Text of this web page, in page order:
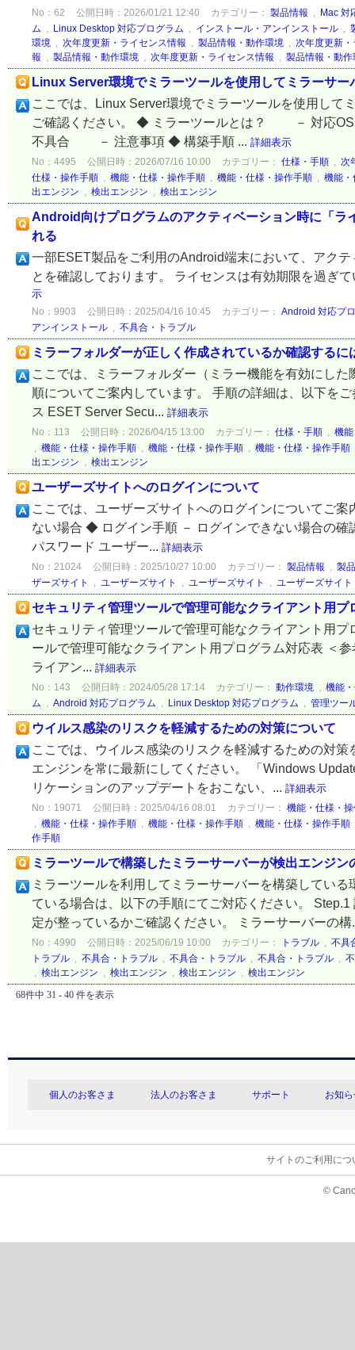
No：62 公開日時：2026/01/21 12:40 カテゴリー： 製品情報 , Mac 対
ム , Linux Desktop 対応プログラム , インストール・アンインストール ,
環境 , 次年度更新・ライセンス情報 , 製品情報・動作環境 , 次年度更新
報 , 製品情報・動作環境 , 次年度更新・ライセンス情報 , 製品情報・動作
Linux Server環境でミラーツールを使用してミラーサー
ここでは、Linux Server環境でミラーツールを使用して
ご確認ください。 ◆ ミラーツールとは？ － 対応
不具合 － 注意事項 ◆ 構築手順 ... 詳細表示
No：4495 公開日時：2026/07/16 10:00 カテゴリー： 仕様・手順 , 次
仕様・操作手順 , 機能・仕様・操作手順 , 機能・仕様・操作手順 , 機能・
出エンジン , 検出エンジン , 検出エンジン
Android向けプログラムのアクティベーション時に「ラ
れる
一部ESET製品をご利用のAndroid端末において、アク
とを確認しております。 ライセンスは有効期限を過ぎ
示
No：9903 公開日時：2025/04/16 10:45 カテゴリー： Android 対応プ
アンインストール , 不具合・トラブル
ミラーフォルダーが正しく作成されているか確認するに
ここでは、ミラーフォルダー（ミラー機能を有効にし
順についてご案内しています。 手順の詳細は、以下を
ス ESET Server Secu... 詳細表示
No：113 公開日時：2026/04/15 13:00 カテゴリー： 仕様・手順 , 機
, 機能・仕様・操作手順 , 機能・仕様・操作手順 , 機能・仕様・操作手順
出エンジン , 検出エンジン
ユーザーズサイトへのログインについて
ここでは、ユーザーズサイトへのログインについてご
ない場合 ◆ ログイン手順 － ログインできない場合の
パスワード ユーザー... 詳細表示
No：21024 公開日時：2025/10/27 10:00 カテゴリー： 製品情報 , 製
ザーズサイト
, ユーザーズサイト , ユーザーズサイト , ユーザーズサイト
セキュリティ管理ツールで管理可能なクライアント用プ
セキュリティ管理ツールで管理可能なクライアント用
ールで管理可能なクライアント用プログラム対応表 ＜
ライアン... 詳細表示
No：143 公開日時：2024/05/28 17:14 カテゴリー： 動作環境 , 機能
ム , Android 対応プログラム , Linux Desktop 対応プログラム , 管理ツー
ウイルス感染のリスクを軽減するための対策について
ここでは、ウイルス感染のリスクを軽減するための対
エンジンを常に最新にしてください。 「Windows
リケーションのアップデートをおこない、... 詳細表示
No：19071 公開日時：2025/04/16 08:01 カテゴリー： 機能・仕様・
, 機能・仕様・操作手順 , 機能・仕様・操作手順 , 機能・仕様・操作手順
作手順
ミラーツールで構築したミラーサーバーが検出エンジ
ミラーツールを利用してミラーサーバーを構築してい
ている場合は、以下の手順にてご対応ください。
定が整っているかご確認ください。 ミラーサーバーの
No：4990 公開日時：2025/06/19 10:00 カテゴリー： トラブル , 不具
トラブル , 不具合・トラブル , 不具合・トラブル , 不具合・トラブル ,
, 検出エンジン , 検出エンジン , 検出エンジン , 検出エンジン
68件中 31 - 40 件を表示
個人のお客さま 法人のお客さま サポート お知
サイトのご利用につ
©